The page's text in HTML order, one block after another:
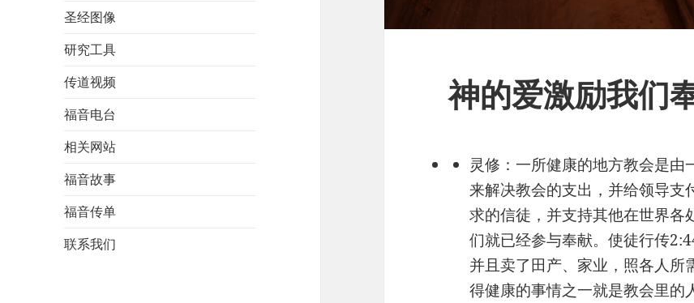
圣经图像
研究工具
传道视频
福音电台
相关网站
福音故事
福音传单
联系我们
神的爱激励我们
灵修：一所健康的地方教会是由
来解决教会的支出，并给领导支
求的信徒，并支持其他在世界各
们就已经参与奉献。使徒行传
并且卖了田产、家业，照各人所
得健康的事情之一就是教会里的